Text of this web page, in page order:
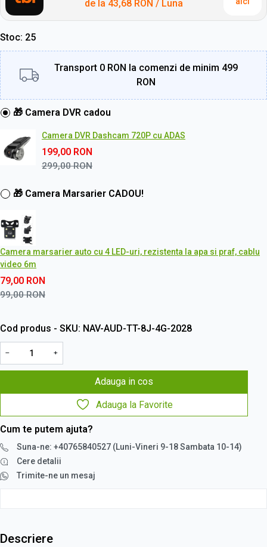
de la 43,68 RON / Luna
Stoc 25
Transport 0 RON la comenzi de minim 499
RON
🎁 Camera DVR cadou
Camera DVR Dashcam 720P cu ADAS
199,00 RON
299,00RON
🎁 Camera Marsarier CADOU!
Camera marsarier auto cu 4 LED-uri, rezistenta la apa si praf, cablu
video 6m
79,00 RON
99,00RON
Cod produs - SKU NAV-AUD-TT-8J-4G-2028
− +
Adauga in cos
Adauga la Favorite
Cum te putem ajuta?
Suna-ne: +40765840527 (Luni-Vineri 9-18 Sambata 10-14)
Cere detalii
Trimite-ne un mesaj
Descriere